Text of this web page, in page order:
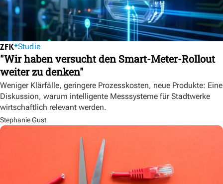
Studie
"Wir haben versucht den Smart-Meter-Rollout
weiter zu denken"
Weniger Klärfälle, geringere Prozesskosten, neue Produkte: Eine
Diskussion, warum intelligente Messsysteme für Stadtwerke
wirtschaftlich relevant werden.
Stephanie Gust